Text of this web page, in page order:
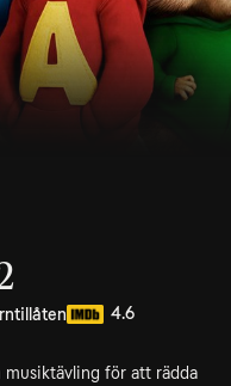
4.6
musiktävling för att rädda